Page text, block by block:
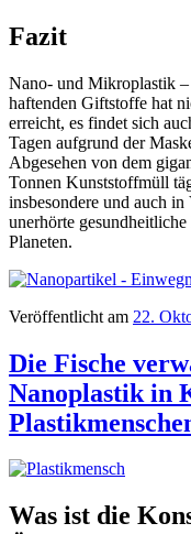
Fazit
Nano- und Mikroplastik
haftenden Giftstoffe hat
erreicht, es findet sich
Tagen aufgrund der
Abgesehen von dem
Tonnen Kunststoffmüll
insbesondere und auch
unerhörte
Planeten.
Veröffentlicht am 22.
Die Fische
Nanoplastik in
Was ist die